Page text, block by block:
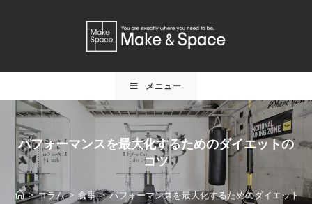
メニュー
パフォーマンスを最大化するためのダイエットの
コツ
> コラム > 食事 > パフォーマンスを最大化するためのダイエットの